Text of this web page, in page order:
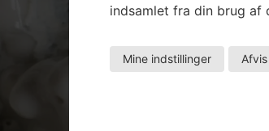
indsamlet fra din brug af
Mine indstillinger